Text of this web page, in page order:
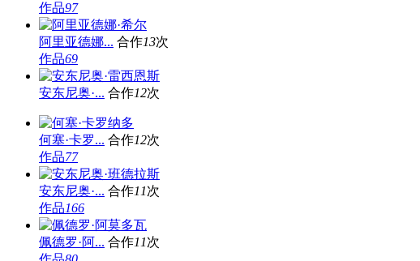
作品97
阿里亚德娜... 合作13次
作品69
安东尼奥·... 合作12次
何塞·卡罗... 合作12次
作品77
安东尼奥·... 合作11次
作品166
佩德罗·阿... 合作11次